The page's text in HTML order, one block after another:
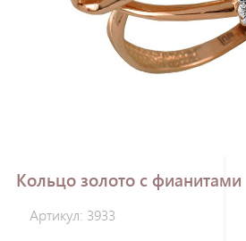
Кольцо золото с фианитами
Артикул: 3933
Зарегистрироваться